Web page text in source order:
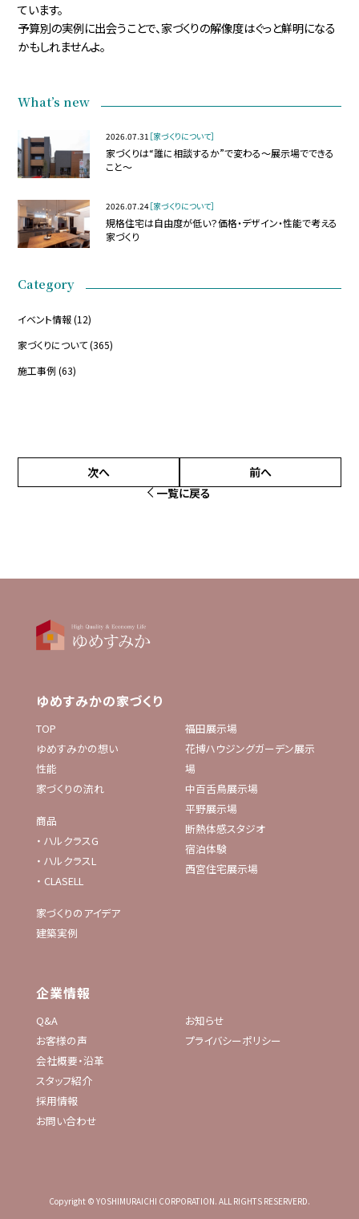
ています。
予算別の実例に出会うことで、家づくりの解像度はぐっと鮮明になる
かもしれませんよ。
What’s new
2026.07.31 ［家づくりについて］
家づくりは“誰に相談するか”で変わる～展示場でできる
こと～
2026.07.24［家づくりについて］
規格住宅は自由度が低い？価格・デザイン・性能で考える
家づくり
Category
イベント情報(12)
家づくりについて(365)
施工事例 (63)
次へ
前へ
一覧に戻る
ゆめすみかの家づくり
TOP
ゆめすみかの想い
性能
家づくりの流れ
商品
・ ハルクラスG
・ ハルクラスL
・ CLASELL
家づくりのアイデア
建築実例
福田展示場
花博ハウジングガーデン展示
場
中百舌鳥展示場
平野展示場
断熱体感スタジオ
宿泊体験
西宮住宅展示場
企業情報
Q&A
お客様の声
会社概要・沿革
スタッフ紹介
採用情報
お問い合わせ
お知らせ
プライバシーポリシー
Copyright © YOSHIMURAICHI CORPORATION. ALL RIGHTS RESERVERD.